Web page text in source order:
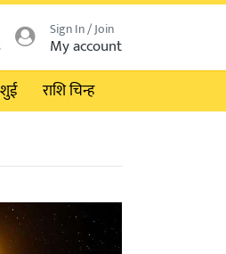
Sign In / Join
My account
राशि चिन्ह